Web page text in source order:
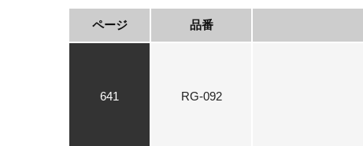
ページ 品番
641 RG-092